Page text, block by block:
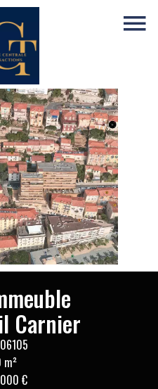
Carnier
m²
€